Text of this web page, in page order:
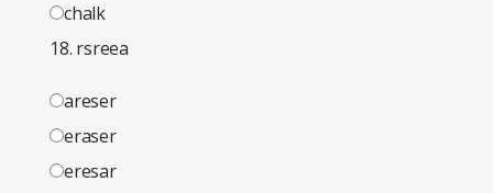
chalk
18. rsreea
areser
eraser
eresar